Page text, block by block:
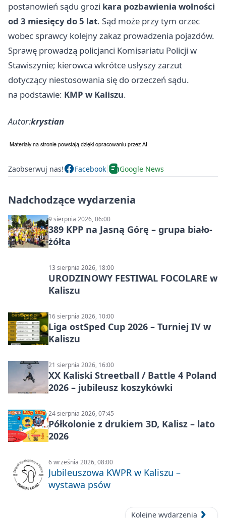
postanowień sądu grozi kara pozbawienia wolności
od 3 miesięcy do 5 lat. Sąd może przy tym orzec
wobec sprawcy kolejny zakaz prowadzenia pojazdów.
Sprawę prowadzą policjanci Komisariatu Policji w
Stawiszynie; kierowca wkrótce usłyszy zarzut
dotyczący niestosowania się do orzeczeń sądu.
na podstawie: KMP w Kaliszu.
Autor:krystian
Zaobserwuj nas! Facebook Google News
Nadchodzące wydarzenia
9 sierpnia 2026, 06:00
389 KPP na Jasną Górę – grupa biało-
żółta
13 sierpnia 2026, 18:00
URODZINOWY FESTIWAL FOCOLARE w
Kaliszu
16 sierpnia 2026, 10:00
Liga ostSped Cup 2026 – Turniej IV w
Kaliszu
21 sierpnia 2026, 16:00
XX Kaliski Streetball / Battle 4 Poland
2026 – jubileusz koszykówki
24 sierpnia 2026, 07:45
Półkolonie z drukiem 3D, Kalisz – lato
2026
6 września 2026, 08:00
Jubileuszowa KWPR w Kaliszu –
wystawa psów
Kolejne wydarzenia